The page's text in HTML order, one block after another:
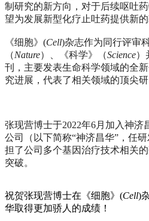
制研究的新方向，对于后续呕吐
望为发展新型化疗止吐药提供新的
《细胞》(Cell)杂志作为同行评审
（Nature）、《科学》（Science）
刊，主要发表生命科学领域的全
究进展，代表了相关领域的顶尖研
张现营博士于2022年6月加入神济
公司（以下简称“神济昌华”，任
担了公司多个基因治疗技术相关
突破。
祝贺张现营博士在《细胞》(Cell)
华取得更加骄人的成绩！